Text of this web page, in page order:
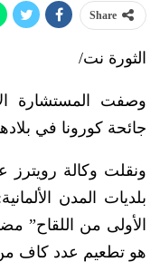
Share
الثورة نت/
وصفت المستشارة
جائحة كورونا في
ونقلت وكالة
بلديات المدن
الأولى من اللقاح”
هو تطعيم عدد كاف